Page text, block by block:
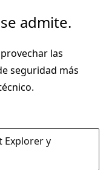
admite.
las
seguridad más
Explorer y